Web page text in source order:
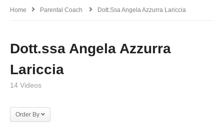
Home Parental Coach Dott.ssa Angela Azzurra Lariccia
Dott.ssa Angela Azzurra
Lariccia
14 Videos
Order By